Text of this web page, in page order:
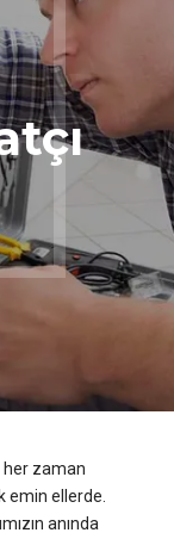
her zaman
emin ellerde.
anında